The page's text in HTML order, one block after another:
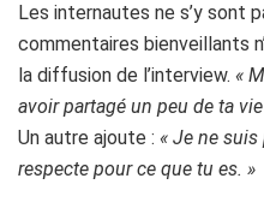
Les internautes ne s’y sont
commentaires bienveillants
la diffusion de l’interview. «
avoir partagé un peu de ta
Un autre ajoute : « Je ne suis
respecte pour ce que tu es. »